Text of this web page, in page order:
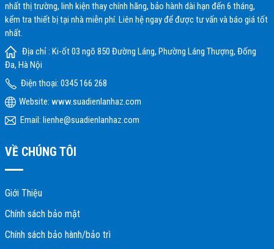
nhất thị trường, linh kiện thay chính hãng, bảo hành dài hạn đến 6 tháng,
kểm tra thiết bị tại nhà miễn phí. Liên hệ ngay để được tư vấn và báo giá tốt
nhất.
Địa chỉ : Ki-ốt 03 ngõ 850 Đường Láng, Phường Láng Thượng, Đống
Đa, Hà Nội
Điện thoại: 0345 166 268
Website: www.suadienlanhaz.com
Email: lienhe@suadienlanhaz.com
VỀ CHÚNG TÔI
Giới Thiệu
Chính sách bảo mật
Chính sách bảo hành/bảo trì